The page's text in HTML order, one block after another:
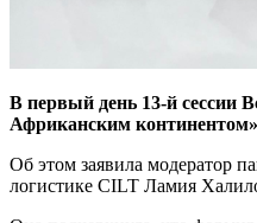
В первый день 13-й сессии
Африканским
Об этом заявила модератор
логистике CILT Ламия